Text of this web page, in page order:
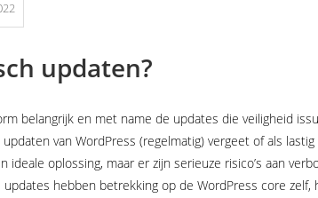
updaten?
belangrijk en met name de updates die veiligheid
van WordPress (regelmatig) vergeet of als
oplossing, maar er zijn serieuze risico’s aan
hebben betrekking op de WordPress core